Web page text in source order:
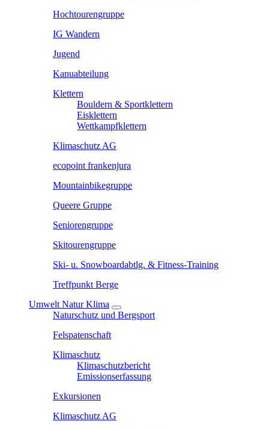
Hochtourengruppe
IG Wandern
Jugend
Kanuabteilung
Klettern
Bouldern & Sportklettern
Eisklettern
Wettkampfklettern
Klimaschutz AG
ecopoint frankenjura
Mountainbikegruppe
Queere Gruppe
Seniorengruppe
Skitourengruppe
Ski- u. Snowboardabtlg. & Fitness-Training
Treffpunkt Berge
Umwelt Natur Klima
Naturschutz und Bergsport
Felspatenschaft
Klimaschutz
Klimaschutzbericht
Emissionserfassung
Exkursionen
Klimaschutz AG